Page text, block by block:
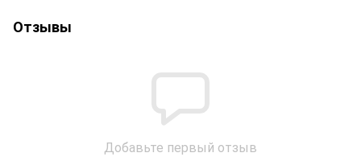
Отзывы
Добавьте первый отзыв